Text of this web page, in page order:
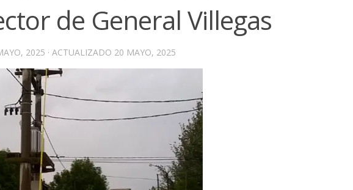
de General Villegas
2025 · ACTUALIZADO 20 MAYO, 2025